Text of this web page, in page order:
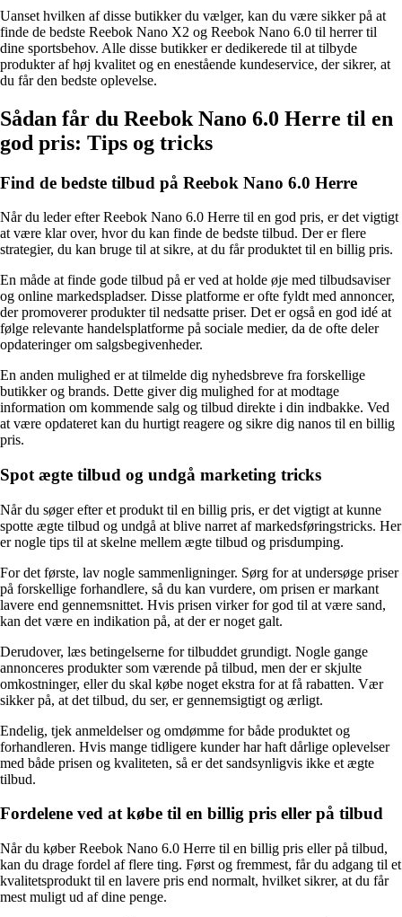
Uanset hvilken af disse butikker du vælger, kan du være sikker på at
finde de bedste Reebok Nano X2 og Reebok Nano 6.0 til herrer til
dine sportsbehov. Alle disse butikker er dedikerede til at tilbyde
produkter af høj kvalitet og en enestående kundeservice, der sikrer, at
du får den bedste oplevelse.
Sådan får du Reebok Nano 6.0 Herre til en
god pris: Tips og tricks
Find de bedste tilbud på Reebok Nano 6.0 Herre
Når du leder efter Reebok Nano 6.0 Herre til en god pris, er det vigtigt
at være klar over, hvor du kan finde de bedste tilbud. Der er flere
strategier, du kan bruge til at sikre, at du får produktet til en billig pris.
En måde at finde gode tilbud på er ved at holde øje med tilbudsaviser
og online markedspladser. Disse platforme er ofte fyldt med annoncer,
der promoverer produkter til nedsatte priser. Det er også en god idé at
følge relevante handelsplatforme på sociale medier, da de ofte deler
opdateringer om salgsbegivenheder.
En anden mulighed er at tilmelde dig nyhedsbreve fra forskellige
butikker og brands. Dette giver dig mulighed for at modtage
information om kommende salg og tilbud direkte i din indbakke. Ved
at være opdateret kan du hurtigt reagere og sikre dig nanos til en billig
pris.
Spot ægte tilbud og undgå marketing tricks
Når du søger efter et produkt til en billig pris, er det vigtigt at kunne
spotte ægte tilbud og undgå at blive narret af markedsføringstricks. Her
er nogle tips til at skelne mellem ægte tilbud og prisdumping.
For det første, lav nogle sammenligninger. Sørg for at undersøge priser
på forskellige forhandlere, så du kan vurdere, om prisen er markant
lavere end gennemsnittet. Hvis prisen virker for god til at være sand,
kan det være en indikation på, at der er noget galt.
Derudover, læs betingelserne for tilbuddet grundigt. Nogle gange
annonceres produkter som værende på tilbud, men der er skjulte
omkostninger, eller du skal købe noget ekstra for at få rabatten. Vær
sikker på, at det tilbud, du ser, er gennemsigtigt og ærligt.
Endelig, tjek anmeldelser og omdømme for både produktet og
forhandleren. Hvis mange tidligere kunder har haft dårlige oplevelser
med både prisen og kvaliteten, så er det sandsynligvis ikke et ægte
tilbud.
Fordelene ved at købe til en billig pris eller på tilbud
Når du køber Reebok Nano 6.0 Herre til en billig pris eller på tilbud,
kan du drage fordel af flere ting. Først og fremmest, får du adgang til et
kvalitetsprodukt til en lavere pris end normalt, hvilket sikrer, at du får
mest muligt ud af dine penge.